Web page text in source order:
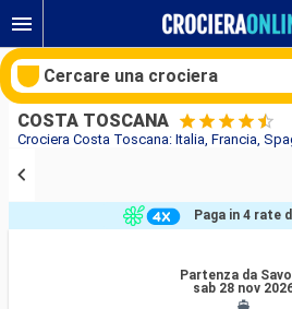
COSTA TOSCANA
Partenza da
sab 28 nov
Paga in 4 rate
Cercare una crociera